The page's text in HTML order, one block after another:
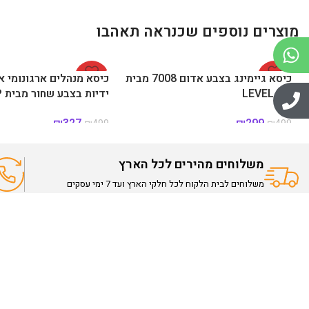
מוצרים נוספים שכנראה תאהבו
-40%
כיסא גיימינג בצבע אדום 7008 מבית
LEVEL UP
₪499
₪299
-34%
כיסא מנהלים ארגונומי
ידיות בצבע שחור מבית LEVEL UP
₪499
₪327
משלוחים מהירים לכל הארץ
משלוחים לבית הלקוח לכל חלקי הארץ ועד 7 ימי עסקים